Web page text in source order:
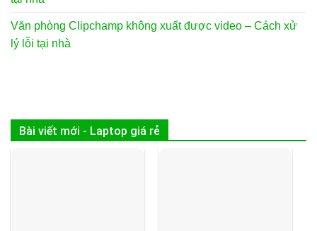
Văn phòng Clipchamp không xuất được video – Cách xử
lý lỗi tại nhà
Bài viết mới - Laptop giá rẻ